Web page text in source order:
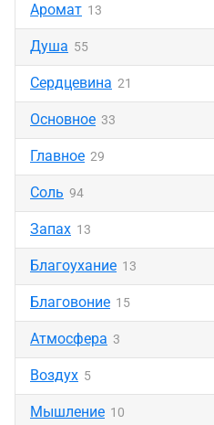
Аромат 13
Душа 55
Сердцевина 21
Основное 33
Главное 29
Соль 94
Запах 13
Благоухание 13
Благовоние 15
Атмосфера 3
Воздух 5
Мышление 10